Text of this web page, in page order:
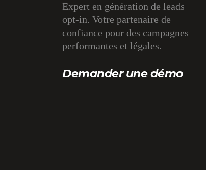
Expert en génération de leads
opt-in. Votre partenaire de
confiance pour des campagnes
performantes et légales.
Demander une démo